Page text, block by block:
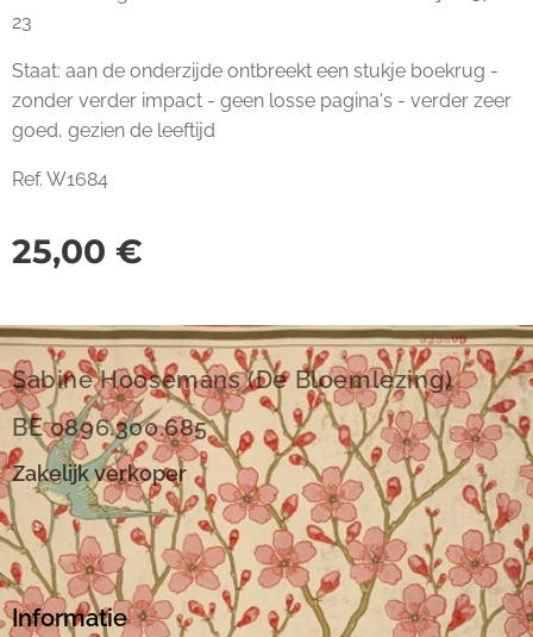
23
Staat: aan de onderzijde ontbreekt een stukje boekrug -
zonder verder impact - geen losse pagina's - verder zeer
goed, gezien de leeftijd
Ref. W1684
25,00 €
Sabine Hoosemans (De Bloemlezing)
BE 0896.300.685
Zakelijk verkoper
Informatie